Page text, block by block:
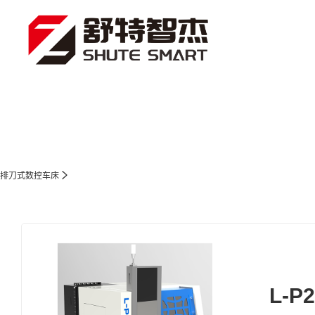
排刀式数控车床
L-